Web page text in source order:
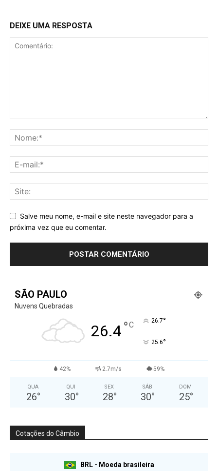
DEIXE UMA RESPOSTA
Salve meu nome, e-mail e site neste navegador para a
próxima vez que eu comentar.
SÃO PAULO
Nuvens Quebradas
26.4°C 26.7°
25.6°
42% 2.7m/s 59%
QUA
26°
QUI
30°
SEX
28°
SÁB
30°
DOM
25°
Cotações do Câmbio
BRL - Moeda brasileira